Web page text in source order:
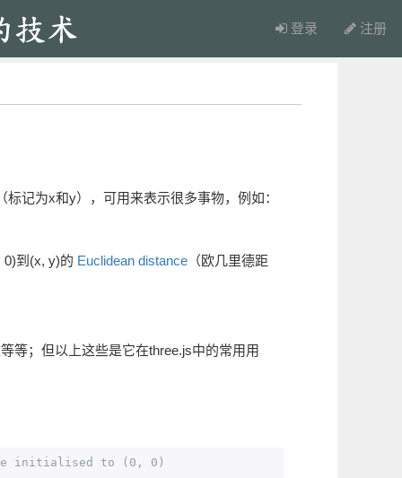
登录 注册
记为x和y），可用来表示很多事物，例如：
0)到(x, y)的 Euclidean distance （欧几里德距
等；但以上这些是它在three.js中的常用用
initialised to (0, 0)